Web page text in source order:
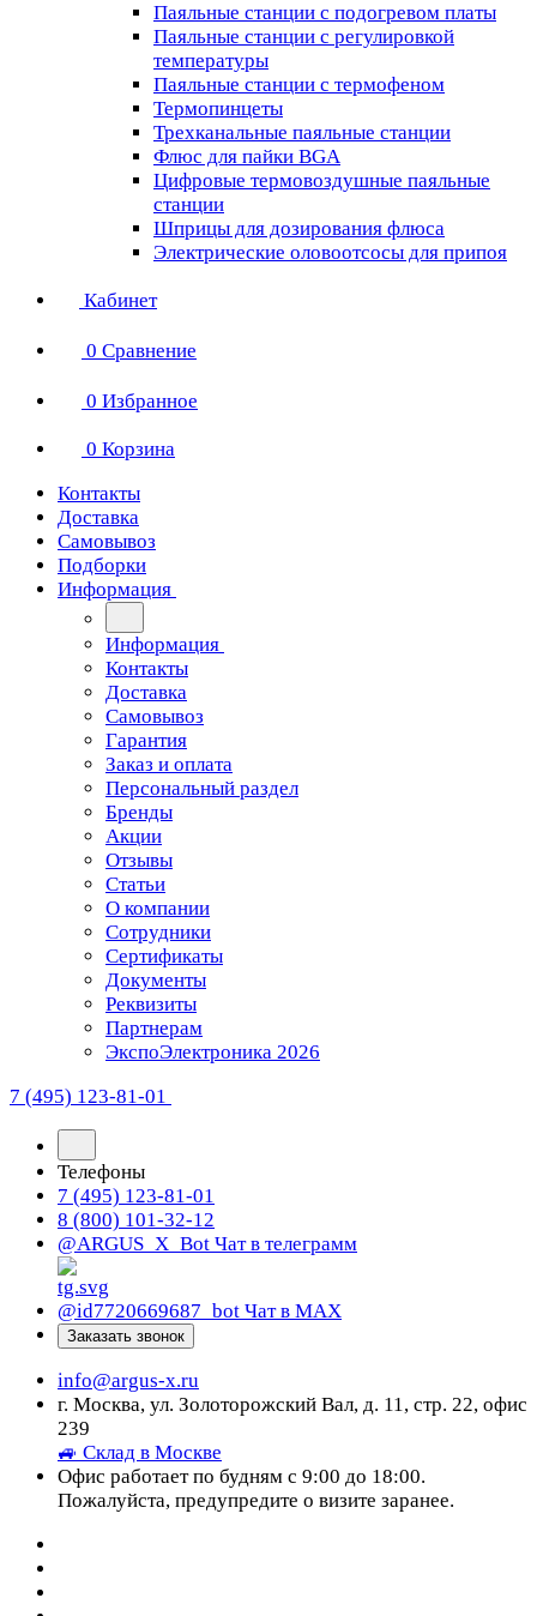
Паяльные станции с подогревом платы
Паяльные станции с регулировкой
температуры
Паяльные станции с термофеном
Термопинцеты
Трехканальные паяльные станции
Флюс для пайки BGA
Цифровые термовоздушные паяльные
станции
Шприцы для дозирования флюса
Электрические оловоотсосы для припоя
Кабинет
0 Сравнение
0 Избранное
0 Корзина
Контакты
Доставка
Самовывоз
Подборки
Информация
Информация
Контакты
Доставка
Самовывоз
Гарантия
Заказ и оплата
Персональный раздел
Бренды
Акции
Отзывы
Статьи
О компании
Сотрудники
Сертификаты
Документы
Реквизиты
Партнерам
ЭкспоЭлектроника 2026
7 (495) 123-81-01
Телефоны
7 (495) 123-81-01
8 (800) 101-32-12
@ARGUS_X_Bot Чат в телеграмм
@id7720669687_bot Чат в МАХ
Заказать звонок
info@argus-x.ru
г. Москва, ул. Золоторожский Вал, д. 11, стр. 22, офис
239
🚙 Склад в Москве
Офис работает по будням с 9:00 до 18:00.
Пожалуйста, предупредите о визите заранее.